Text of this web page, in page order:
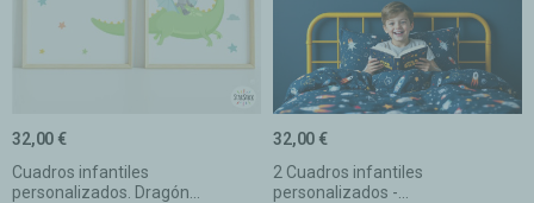
Cuadros infantiles
personalizados. Dragón...
32,00 €
2 Cuadros infantiles
personalizados -...
32,00 €